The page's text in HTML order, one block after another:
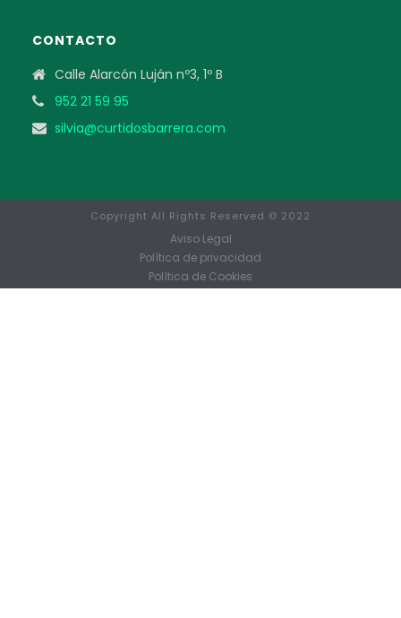
CONTACTO
Calle Alarcón Luján nº3, 1º B
952 21 59 95
silvia@curtidosbarrera.com
Copyright All Rights Reserved © 2022
Aviso Legal
Política de privacidad
Política de Cookies